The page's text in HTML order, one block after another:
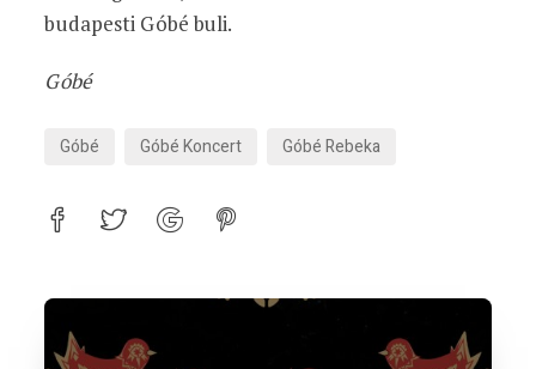
budapesti Góbé buli.
Góbé
Góbé Góbé Koncert Góbé Rebeka